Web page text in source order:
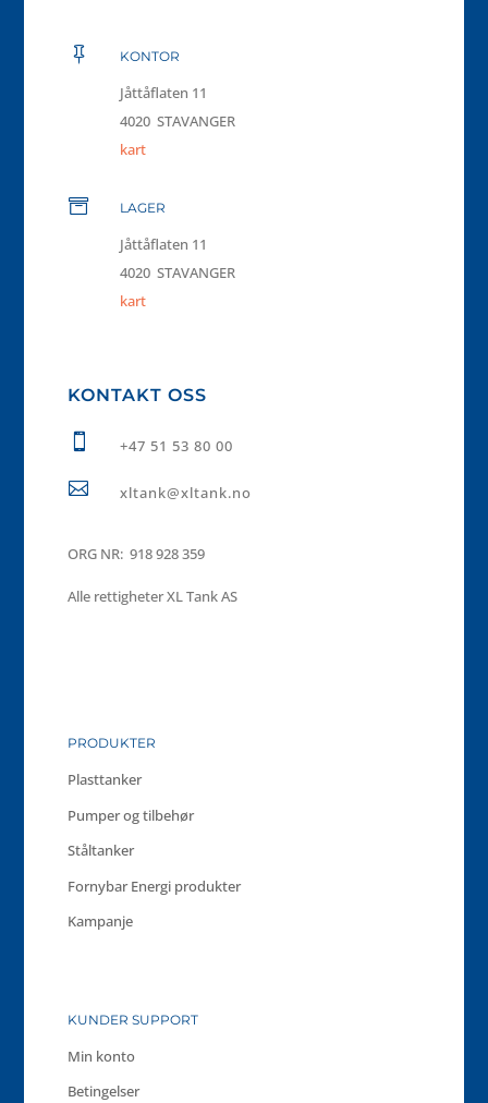
 KONTOR
Jåttåflaten 11
4020 STAVANGER
kart
 LAGER
Jåttåflaten 11
4020 STAVANGER
kart
KONTAKT OSS
 +47 51 53 80 00
 xltank@xltank.no
ORG NR: 918 928 359
Alle rettigheter XL Tank AS
PRODUKTER
Plasttanker
Pumper og tilbehør
Ståltanker
Fornybar Energi produkter
Kampanje
KUNDER SUPPORT
Min konto
Betingelser